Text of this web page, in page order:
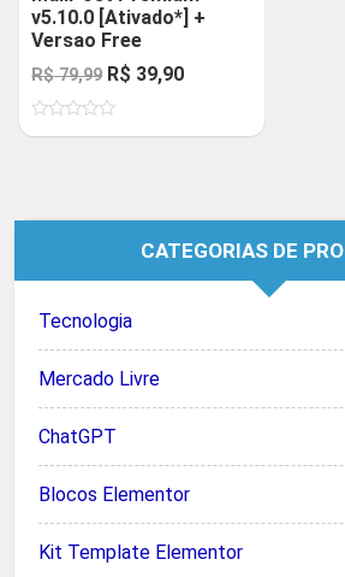
v5.10.0 [Ativado*] +
Versao Free
R$79,99 O
preço
original
R$ 39,90O
atual
CATEGORIAS DE
Tecnologia
Mercado Livre
ChatGPT
Blocos Elementor
Kit Template Elementor